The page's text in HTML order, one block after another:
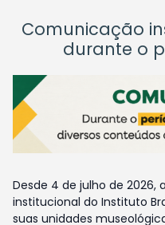
Comunicação
durante o
Desde 4 de julho de
institucional do Instituto
suas unidades